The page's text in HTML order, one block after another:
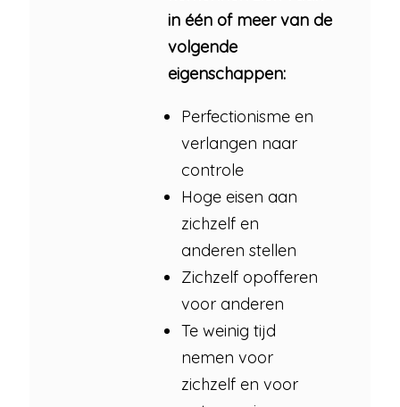
in één of meer van de
volgende
eigenschappen:
Perfectionisme en
verlangen naar
controle
Hoge eisen aan
zichzelf en
anderen stellen
Zichzelf opofferen
voor anderen
Te weinig tijd
nemen voor
zichzelf en voor